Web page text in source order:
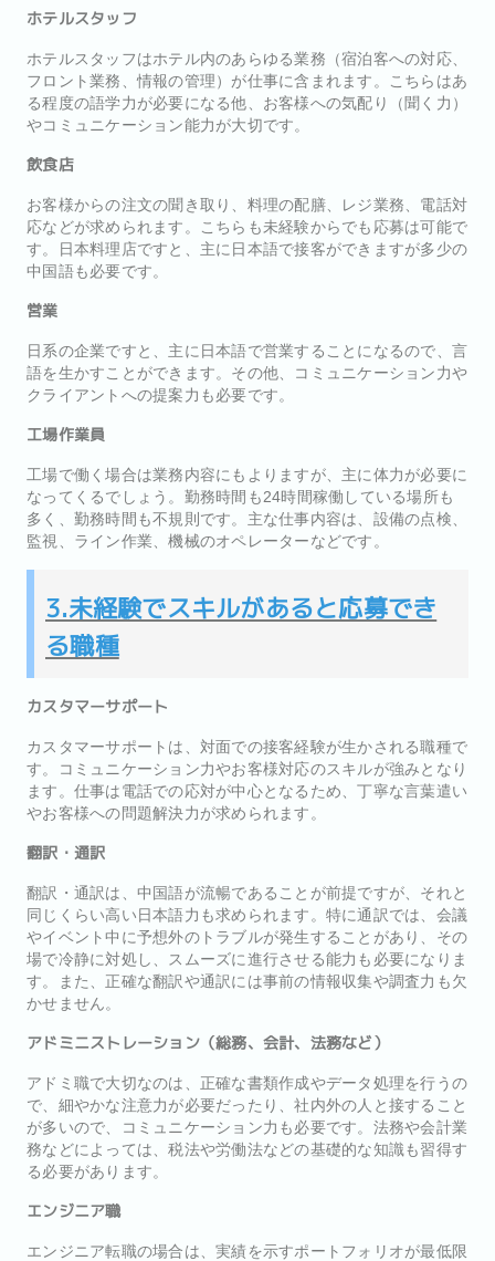
ホテルスタッフ
ホテルスタッフはホテル内のあらゆる業務（宿泊客への対応、
フロント業務、情報の管理）が仕事に含まれます。こちらはあ
る程度の語学力が必要になる他、お客様への気配り（聞く力）
やコミュニケーション能力が大切です。
飲食店
お客様からの注文の聞き取り、料理の配膳、レジ業務、電話対
応などが求められます。こちらも未経験からでも応募は可能で
す。日本料理店ですと、主に日本語で接客ができますが多少の
中国語も必要です。
営業
日系の企業ですと、主に日本語で営業することになるので、言
語を生かすことができます。その他、コミュニケーション力や
クライアントへの提案力も必要です。
工場作業員
工場で働く場合は業務内容にもよりますが、主に体力が必要に
なってくるでしょう。勤務時間も24時間稼働している場所も
多く、勤務時間も不規則です。主な仕事内容は、設備の点検、
監視、ライン作業、機械のオペレーターなどです。
3.未経験でスキルがあると応募でき
る職種
カスタマーサポート
カスタマーサポートは、対面での接客経験が生かされる職種で
す。コミュニケーション力やお客様対応のスキルが強みとなり
ます。仕事は電話での応対が中心となるため、丁寧な言葉遣い
やお客様への問題解決力が求められます。
翻訳・通訳
翻訳・通訳は、中国語が流暢であることが前提ですが、それと
同じくらい高い日本語力も求められます。特に通訳では、会議
やイベント中に予想外のトラブルが発生することがあり、その
場で冷静に対処し、スムーズに進行させる能力も必要になりま
す。また、正確な翻訳や通訳には事前の情報収集や調査力も欠
かせません。
アドミニストレーション（総務、会計、法務など）
アドミ職で大切なのは、正確な書類作成やデータ処理を行うの
で、細やかな注意力が必要だったり、社内外の人と接すること
が多いので、コミュニケーション力も必要です。法務や会計業
務などによっては、税法や労働法などの基礎的な知識も習得す
る必要があります。
エンジニア職
エンジニア転職の場合は、実績を示すポートフォリオが最低限